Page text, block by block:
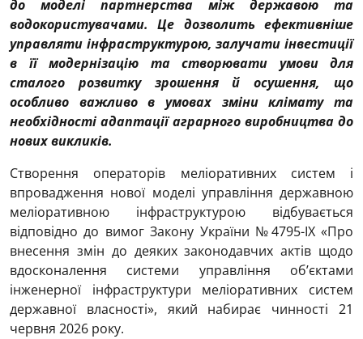
до моделі партнерства між державою та
водокористувачами. Це дозволить ефективніше
управляти інфраструктурою, залучати інвестиції
в її модернізацію та створювати умови для
сталого розвитку зрошення й осушення, що
особливо важливо в умовах зміни клімату та
необхідності адаптації аграрного виробництва до
нових викликів.
Створення операторів меліоративних систем і
впровадження нової моделі управління державною
меліоративною інфраструктурою відбувається
відповідно до вимог Закону України №4795-IX «Про
внесення змін до деяких законодавчих актів щодо
вдосконалення системи управління об’єктами
інженерної інфраструктури меліоративних систем
державної власності», який набирає чинності 21
червня 2026 року.